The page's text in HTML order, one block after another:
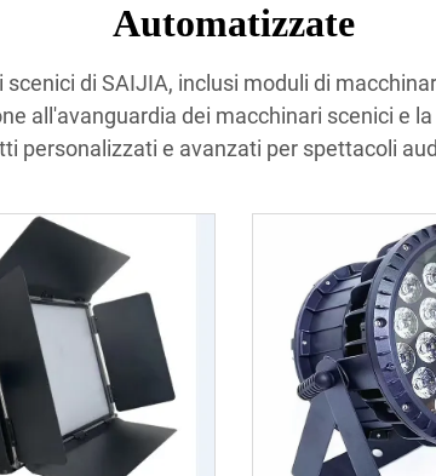
Automatizzate
di SAIJIA, inclusi moduli di
all'avanguardia dei macchinari scenici e
personalizzati e avanzati per spettacoli